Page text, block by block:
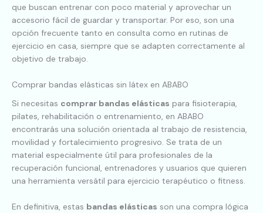
que buscan entrenar con poco material y aprovechar un
accesorio fácil de guardar y transportar. Por eso, son una
opción frecuente tanto en consulta como en rutinas de
ejercicio en casa, siempre que se adapten correctamente al
objetivo de trabajo.
Comprar bandas elásticas sin látex en ABABO
Si necesitas comprar bandas elásticas para fisioterapia,
pilates, rehabilitación o entrenamiento, en ABABO
encontrarás una solución orientada al trabajo de resistencia,
movilidad y fortalecimiento progresivo. Se trata de un
material especialmente útil para profesionales de la
recuperación funcional, entrenadores y usuarios que quieren
una herramienta versátil para ejercicio terapéutico o fitness.
En definitiva, estas bandas elásticas son una compra lógica